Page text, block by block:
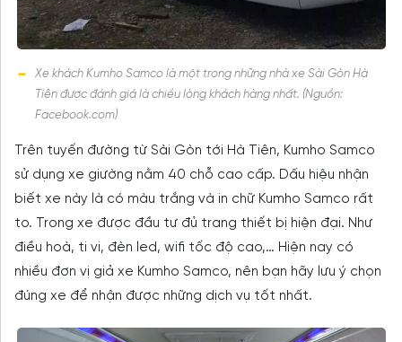
Xe khách Kumho Samco là một trong những nhà xe Sài Gòn Hà
Tiên được đánh giá là chiều lòng khách hàng nhất. (Nguồn:
Facebook.com)
Trên tuyến đường từ Sài Gòn tới Hà Tiên, Kumho Samco
sử dụng xe giường nằm 40 chỗ cao cấp. Dấu hiệu nhận
biết xe này là có màu trắng và in chữ Kumho Samco rất
to. Trong xe được đầu tư đủ trang thiết bị hiện đại. Như
điều hoà, ti vi, đèn led, wifi tốc độ cao,… Hiện nay có
nhiều đơn vị giả xe Kumho Samco, nên bạn hãy lưu ý chọn
đúng xe để nhận được những dịch vụ tốt nhất.